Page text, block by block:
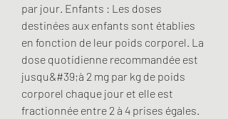
par jour. Enfants : Les doses
destinées aux enfants sont établies
en fonction de leur poids corporel. La
dose quotidienne recommandée est
jusqu&#39;à 2 mg par kg de poids
corporel chaque jour et elle est
fractionnée entre 2 à 4 prises égales.